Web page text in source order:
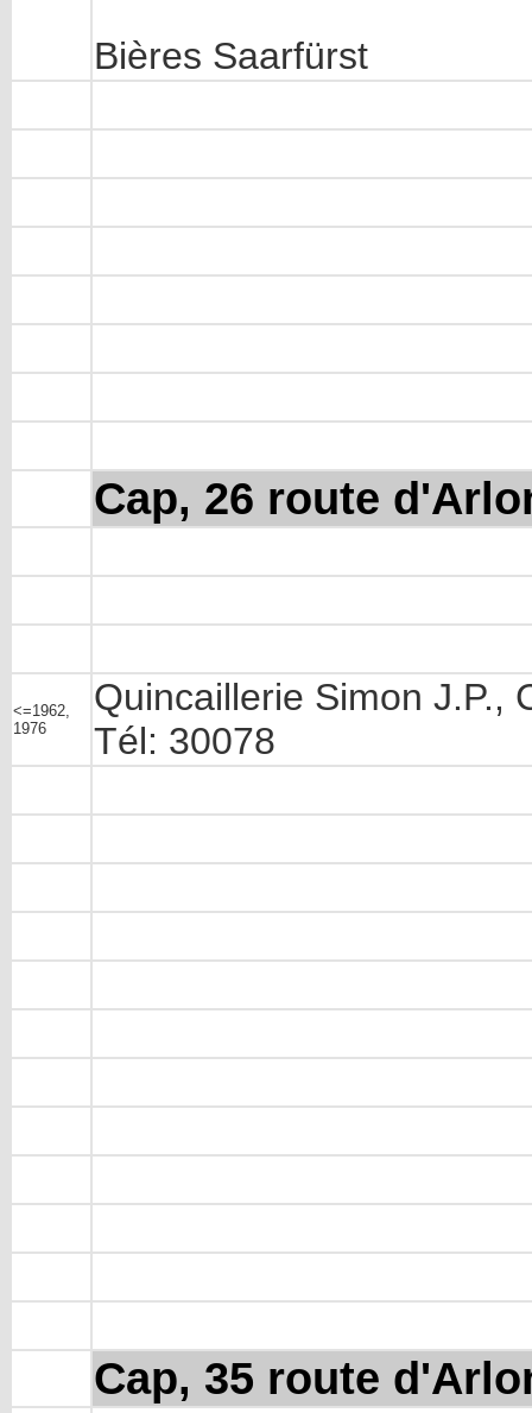
Bières Saarfürst
Cap, 26 route
<=1962,
1976
Quincaillerie Simon J.P.,
Tél: 30078
Cap, 35 route